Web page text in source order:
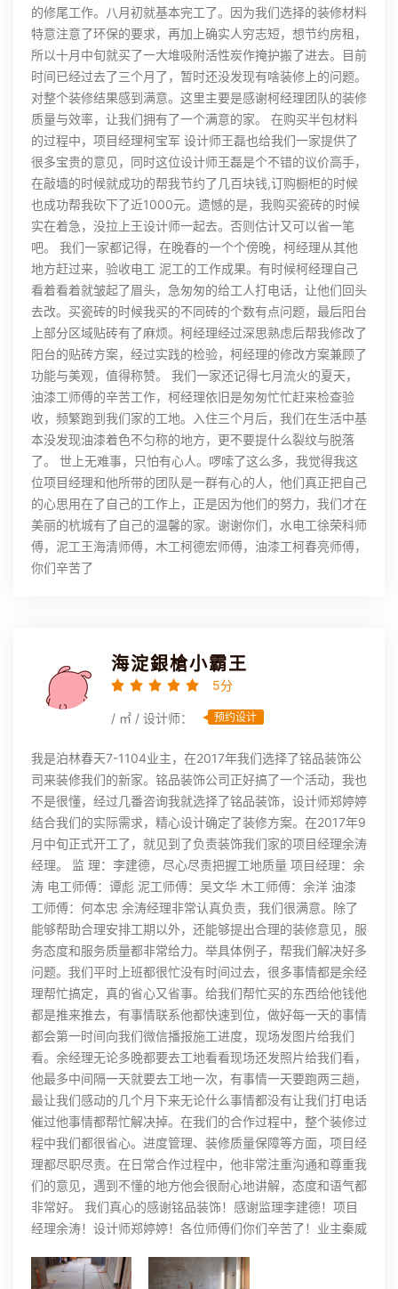
的修尾工作。八月初就基本完工了。因为我们选择的装修材料
特意注意了环保的要求，再加上确实人穷志短，想节约房租，
所以十月中旬就买了一大堆吸附活性炭作掩护搬了进去。目前
时间已经过去了三个月了，暂时还没发现有啥装修上的问题。
对整个装修结果感到满意。这里主要是感谢柯经理团队的装修
质量与效率，让我们拥有了一个满意的家。 在购买半包材料
的过程中，项目经理柯宝军 设计师王磊也给我们一家提供了
很多宝贵的意见，同时这位设计师王磊是个不错的议价高手，
在敲墙的时候就成功的帮我节约了几百块钱,订购橱柜的时候
也成功帮我砍下了近1000元。遗憾的是，我购买瓷砖的时候
实在着急，没拉上王设计师一起去。否则估计又可以省一笔
吧。 我们一家都记得，在晚春的一个个傍晚，柯经理从其他
地方赶过来，验收电工 泥工的工作成果。有时候柯经理自己
看着看着就皱起了眉头，急匆匆的给工人打电话，让他们回头
去改。买瓷砖的时候我买的不同砖的个数有点问题，最后阳台
上部分区域贴砖有了麻烦。柯经理经过深思熟虑后帮我修改了
阳台的贴砖方案，经过实践的检验，柯经理的修改方案兼顾了
功能与美观，值得称赞。 我们一家还记得七月流火的夏天，
油漆工师傅的辛苦工作，柯经理依旧是匆匆忙忙赶来检查验
收，频繁跑到我们家的工地。入住三个月后，我们在生活中基
本没发现油漆着色不匀称的地方，更不要提什么裂纹与脱落
了。 世上无难事，只怕有心人。啰嗦了这么多，我觉得我这
位项目经理和他所带的团队是一群有心的人，他们真正把自己
的心思用在了自己的工作上，正是因为他们的努力，我们才在
美丽的杭城有了自己的温馨的家。谢谢你们，水电工徐荣科师
傅，泥工王海清师傅，木工柯德宏师傅，油漆工柯春亮师傅，
你们辛苦了
海淀銀槍小霸王
5分
/ ㎡ / 设计师： 预约设计
我是泊林春天7-1104业主，在2017年我们选择了铭品装饰公
司来装修我们的新家。铭品装饰公司正好搞了一个活动，我也
不是很懂，经过几番咨询我就选择了铭品装饰，设计师郑婷婷
结合我们的实际需求，精心设计确定了装修方案。在2017年9
月中旬正式开工了，就见到了负责装饰我们家的项目经理余涛
经理。 监 理：李建德，尽心尽责把握工地质量 项目经理：余
涛 电工师傅：谭彪 泥工师傅：吴文华 木工师傅：余洋 油漆
工师傅：何本忠 余涛经理非常认真负责，我们很满意。除了
能够帮助合理安排工期以外，还能够提出合理的装修意见，服
务态度和服务质量都非常给力。举具体例子，帮我们解决好多
问题。我们平时上班都很忙没有时间过去，很多事情都是余经
理帮忙搞定，真的省心又省事。给我们帮忙买的东西给他钱他
都是推来推去，有事情联系他都快速到位，做好每一天的事情
都会第一时间向我们微信播报施工进度，现场发图片给我们
看。余经理无论多晚都要去工地看看现场还发照片给我们看，
他最多中间隔一天就要去工地一次，有事情一天要跑两三趟，
最让我们感动的几个月下来无论什么事情都没有让我们打电话
催过他事情都帮忙解决掉。在我们的合作过程中，整个装修过
程中我们都很省心。进度管理、装修质量保障等方面，项目经
理都尽职尽责。在日常合作过程中，他非常注重沟通和尊重我
们的意见，遇到不懂的地方他会很耐心地讲解，态度和语气都
非常好。 我们真心的感谢铭品装饰！感谢监理李建德！项目
经理余涛！设计师郑婷婷！各位师傅们你们辛苦了！业主秦威